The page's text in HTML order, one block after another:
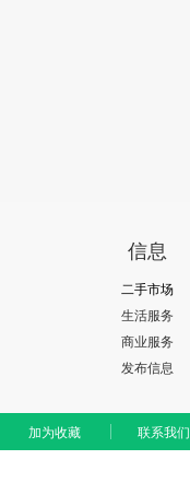
信息
二手市场
生活服务
商业服务
发布信息
加为收藏 联系我们